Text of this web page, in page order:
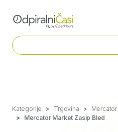
Kategorije Trgovina Mercator
Mercator Market Zasip Bled